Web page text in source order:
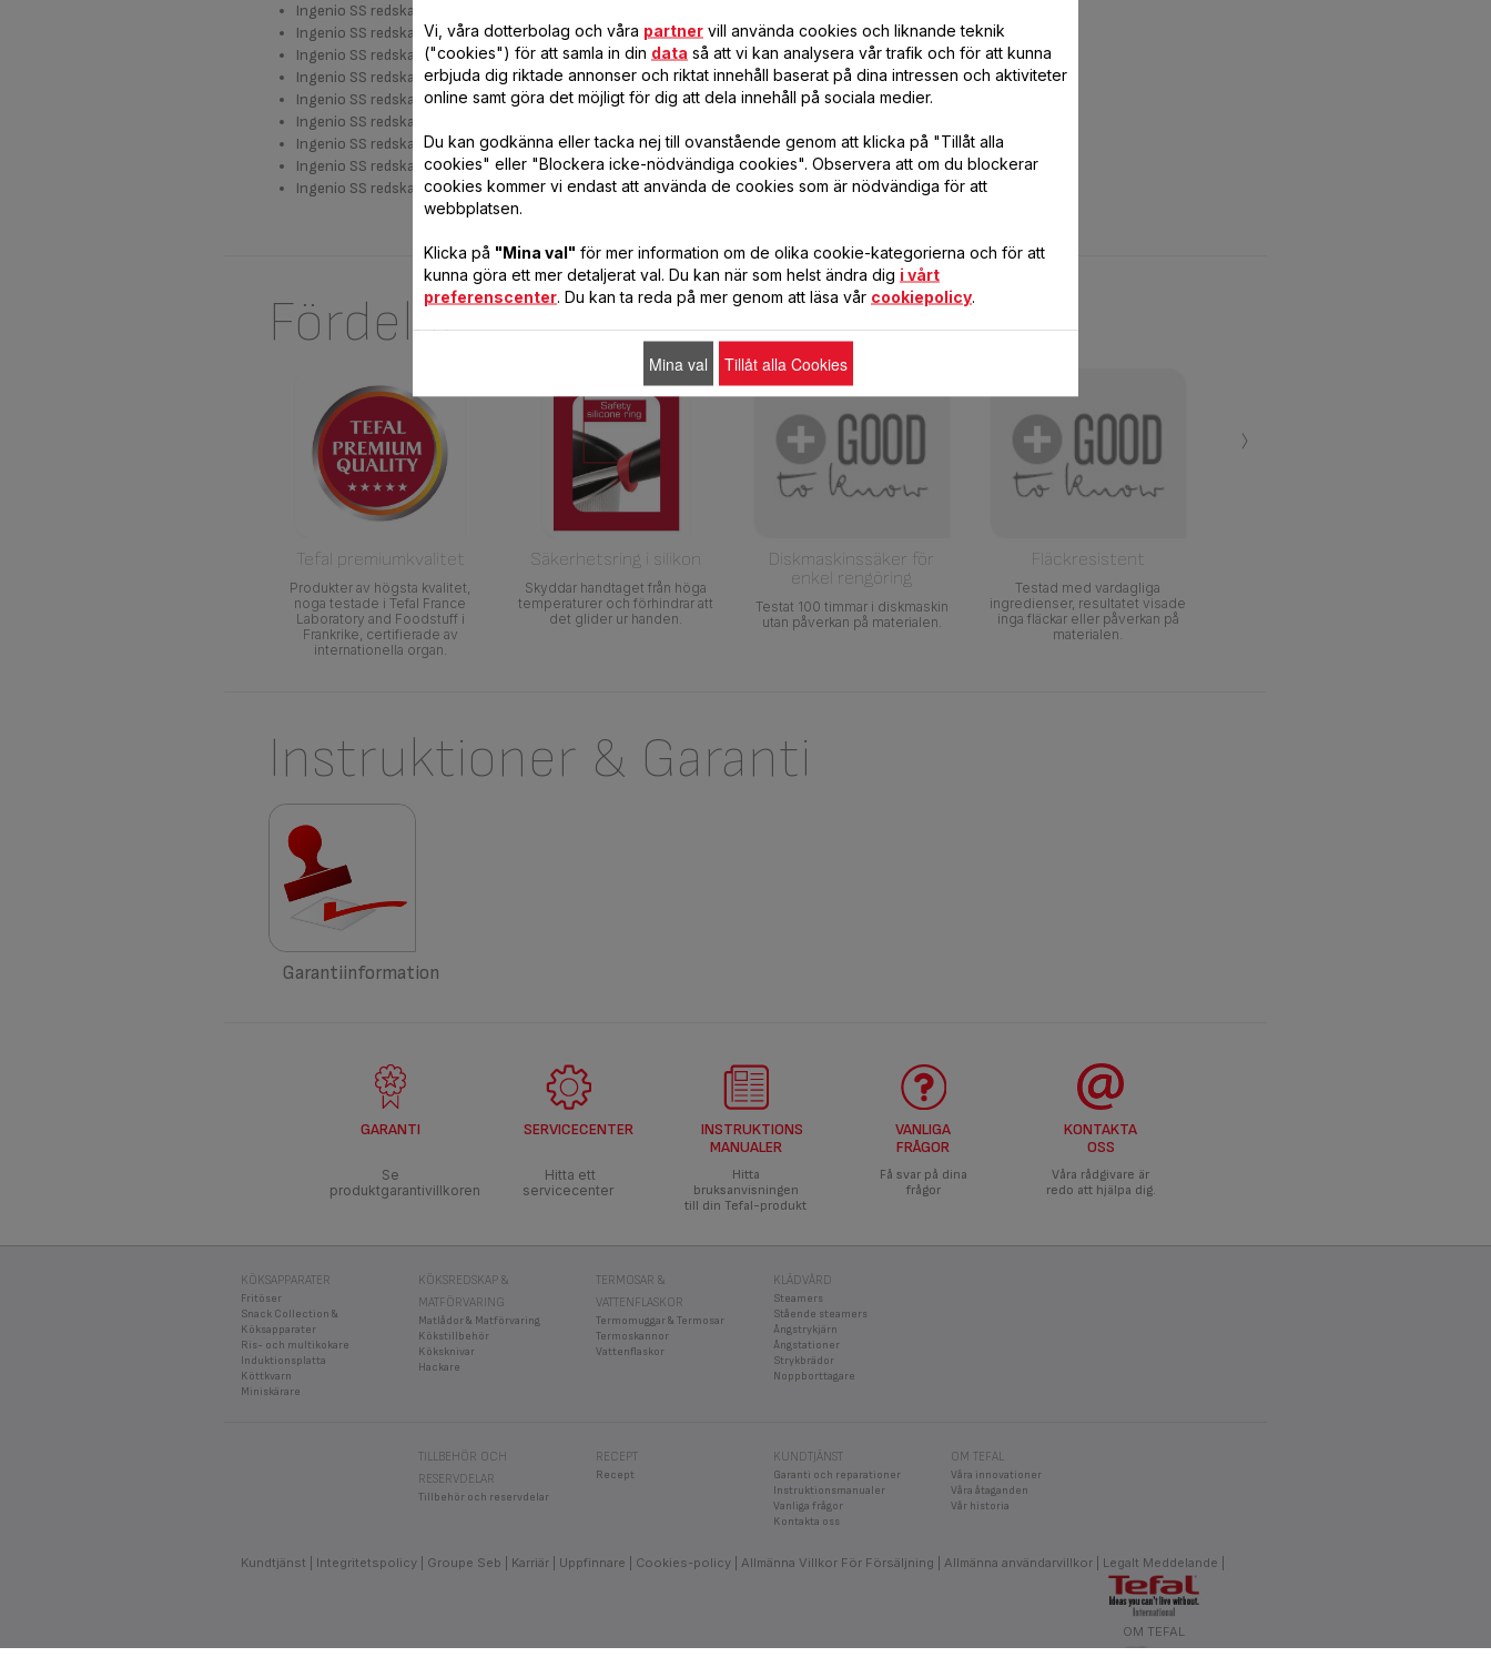
Ingenio SS redskap visp
Ingenio SS redskap potatisstöt
Ingenio SS redskap stekspade
Ingenio SS redskap lång stekspade
Ingenio SS redskap wokspade
Ingenio SS redskap sked
Ingenio SS redskap hålslev
Ingenio SS redskap slev
Ingenio SS redskap pastaslev
Fördelar
Tefal premiumkvalitet
Produkter av högsta kvalitet,
noga testade i Tefal France
Laboratory and Foodstuff i
Frankrike, certifierade av
internationella organ.
Säkerhetsring i silikon
Skyddar handtaget från höga
temperaturer och förhindrar att
det glider ur handen.
Diskmaskinssäker för
enkel rengöring
Testat 100 timmar i diskmaskin
utan påverkan på materialen.
Fläckresistent
Testad med vardagliga
ingredienser, resultatet visade
inga fläckar eller påverkan på
materialen.
›
Instruktioner & Garanti
Garantiinformation
GARANTI
Se
produktgarantivillkoren
SERVICECENTER
Hitta ett
servicecenter
INSTRUKTIONS
MANUALER
Hitta
bruksanvisningen
till din Tefal-produkt
VANLIGA
FRÅGOR
Få svar på dina
frågor
KONTAKTA
OSS
Våra rådgivare är
redo att hjälpa dig.
KÖKSAPPARATER
Fritöser
Snack Collection &
Köksapparater
Ris- och multikokare
Induktionsplatta
Köttkvarn
Miniskärare
KÖKSREDSKAP &
MATFÖRVARING
Matlådor & Matförvaring
Kökstillbehör
Köksknivar
Hackare
TERMOSAR &
VATTENFLASKOR
Termomuggar & Termosar
Termoskannor
Vattenflaskor
KLÄDVÅRD
Steamers
Stående steamers
Ångstrykjärn
Ångstationer
Strykbrädor
Noppborttagare
TILLBEHÖR OCH
RESERVDELAR
Tillbehör och reservdelar
RECEPT
Recept
KUNDTJÄNST
Garanti och reparationer
Instruktionsmanualer
Vanliga frågor
Kontakta oss
OM TEFAL
Våra innovationer
Våra åtaganden
Vår historia
Kundtjänst Integritetspolicy Groupe Seb Karriär Uppfinnare Cookies-policy Allmänna Villkor För Försäljning Allmänna användarvillkor Legalt Meddelande
OM TEFAL
Vi, våra dotterbolag och våra partner vill använda cookies och liknande teknik
("cookies") för att samla in din data så att vi kan analysera vår trafik och för att kunna
erbjuda dig riktade annonser och riktat innehåll baserat på dina intressen och aktiviteter
online samt göra det möjligt för dig att dela innehåll på sociala medier.
Du kan godkänna eller tacka nej till ovanstående genom att klicka på "Tillåt alla
cookies" eller "Blockera icke-nödvändiga cookies". Observera att om du blockerar
cookies kommer vi endast att använda de cookies som är nödvändiga för att
webbplatsen.
Klicka på "Mina val" för mer information om de olika cookie-kategorierna och för att
kunna göra ett mer detaljerat val. Du kan när som helst ändra dig i vårt
preferenscenter. Du kan ta reda på mer genom att läsa vår cookiepolicy.
Mina val Tillåt alla Cookies